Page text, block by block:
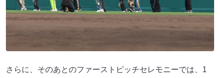
さらに、そのあとのファーストピッチセレモニーでは、1